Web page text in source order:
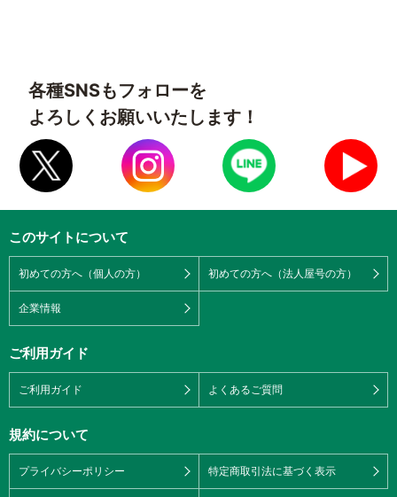
各種SNSもフォローを
よろしくお願いいたします！
このサイトについて
初めての方へ（個人の方） 初めての方へ（法人屋号の方）
企業情報
ご利用ガイド
ご利用ガイド よくあるご質問
規約について
プライバシーポリシー 特定商取引法に基づく表示